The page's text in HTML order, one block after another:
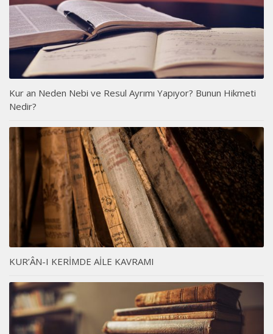
Kur an Neden Nebi ve Resul Ayrımı Yapıyor? Bunun Hikmeti
Nedir?
KUR’ÂN-I KERİMDE AİLE KAVRAMI